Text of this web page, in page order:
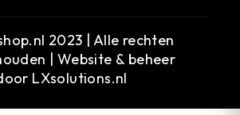
2023 | Alle rechten
| Website & beheer
LXsolutions.nl